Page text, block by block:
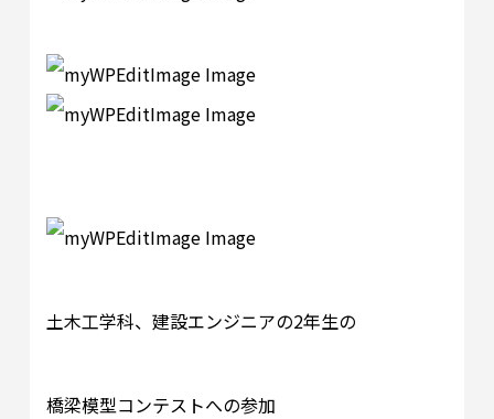
土木工学科、建設エンジニアの2年生の
橋梁模型コンテストへの参加